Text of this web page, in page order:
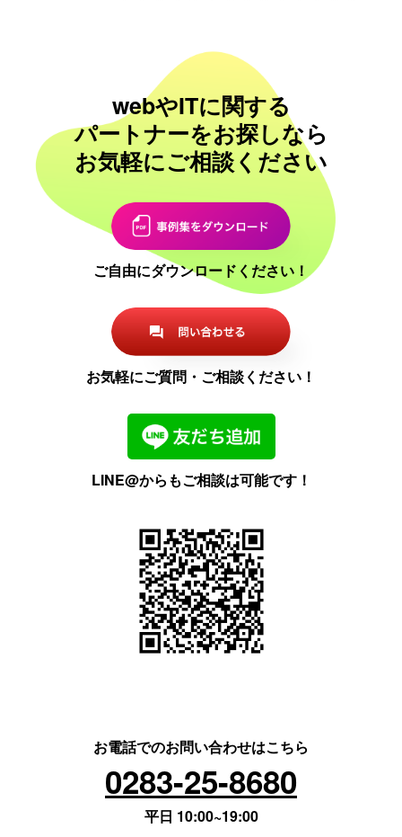
webやITに関する
パートナーをお探しなら
お気軽にご相談ください
ご自由にダウンロードください！
お気軽にご質問・ご相談ください！
LINE@からもご相談は可能です！
お電話でのお問い合わせはこちら
0283-25-8680
平日 10:00~19:00